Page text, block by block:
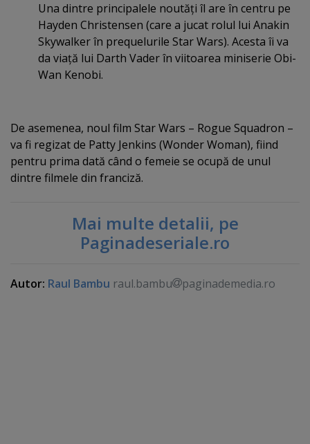
Una dintre principalele noutăţi îl are în centru pe
Hayden Christensen (care a jucat rolul lui Anakin
Skywalker în prequelurile Star Wars). Acesta îi va
da viaţă lui Darth Vader în viitoarea miniserie Obi-
Wan Kenobi.
De asemenea, noul film Star Wars – Rogue Squadron –
va fi regizat de Patty Jenkins (Wonder Woman), fiind
pentru prima dată când o femeie se ocupă de unul
dintre filmele din franciză.
Mai multe detalii, pe
Paginadeseriale.ro
Autor: Raul Bambu raul.bambu paginademedia.ro